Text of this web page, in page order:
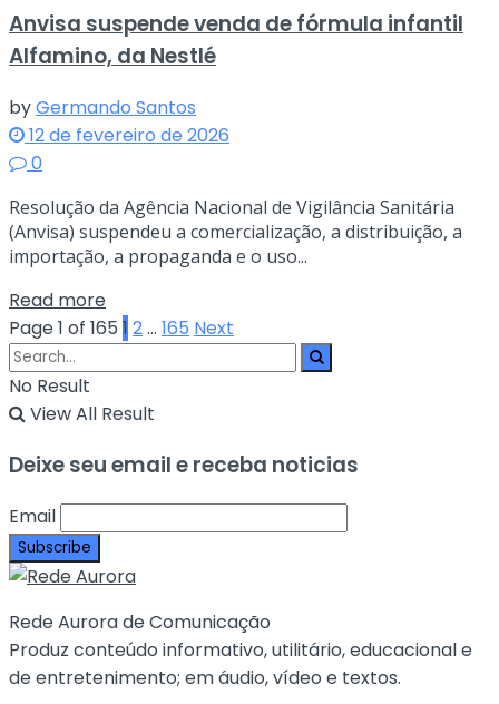
Anvisa suspende venda de fórmula infantil
Alfamino, da Nestlé
byGermando Santos
12 de fevereiro de 2026
0
Resolução da Agência Nacional de Vigilância Sanitária
(Anvisa) suspendeu a comercialização, a distribuição, a
importação, a propaganda e o uso...
Read more
Page 1 of 165 1 2… 165 Next
No Result
View All Result
Deixe seu email e receba noticias
Email
Rede Aurora de Comunicação
Produz conteúdo informativo, utilitário, educacional e
de entretenimento; em áudio, vídeo e textos.